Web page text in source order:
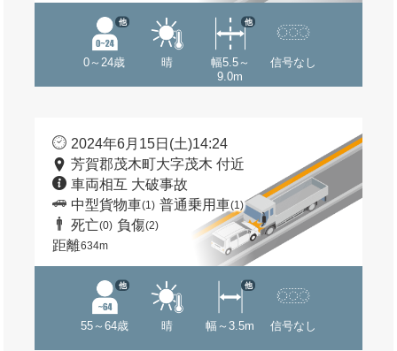
0～24歳
他
晴
幅5.5～
9.0m
他
信号なし
2024年6月15日(土)14:24
芳賀郡茂木町大字茂木 付近
車両相互 大破事故
中型貨物車(1) 普通乗用車(1)
死亡(0) 負傷(2)
距離634m
55～64歳
他
晴 幅～3.5m
他
信号なし